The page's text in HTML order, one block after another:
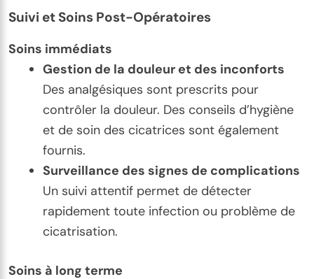
Suivi et Soins Post-Opératoires
Soins immédiats
Gestion de la douleur et des inconforts
Des analgésiques sont prescrits pour
contrôler la douleur. Des conseils d’hygiène
et de soin des cicatrices sont également
fournis.
Surveillance des signes de complications
Un suivi attentif permet de détecter
rapidement toute infection ou problème de
cicatrisation.
Soins à long terme